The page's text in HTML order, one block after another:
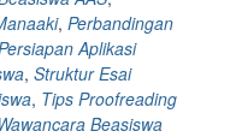
, Perbandingan
Aplikasi
, Struktur Esai
, Tips Proofreading
Beasiswa